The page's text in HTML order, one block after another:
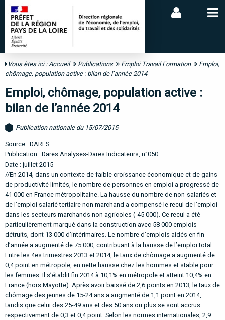
Vous êtes ici :Accueil Publications Emploi Travail Formation
Emploi,
chômage, population active : bilan de l’année 2014
Emploi, chômage, population active :
bilan de l’année 2014
Publication nationale du 15/07/2015
Source : DARES
Publication : Dares Analyses-Dares Indicateurs, n°050
Date : juillet 2015
//En 2014, dans un contexte de faible croissance économique et de gains
de productivité limités, le nombre de personnes en emploi a progressé de
41 000 en France métropolitaine. La hausse du nombre de non-salariés et
de l’emploi salarié tertiaire non marchand a compensé le recul de l’emploi
dans les secteurs marchands non agricoles (-45 000). Ce recul a été
particulièrement marqué dans la construction avec 58 000 emplois
détruits, dont 13 000 d’intérimaires. Le nombre d’emplois aidés en fin
d’année a augmenté de 75 000, contribuant à la hausse de l’emploi total.
Entre les 4es trimestres 2013 et 2014, le taux de chômage a augmenté de
0,4 point en métropole, en nette hausse chez les hommes et stable pour
les femmes. Il s’établit fin 2014 à 10,1% en métropole et atteint 10,4% en
France (hors Mayotte). Après avoir baissé de 2,6 points en 2013, le taux de
chômage des jeunes de 15-24 ans a augmenté de 1,1 point en 2014,
tandis que celui des 25-49 ans et des 50 ans ou plus se sont accrus
respectivement de 0,3 et 0,4 point. Selon les normes internationales, 2,9